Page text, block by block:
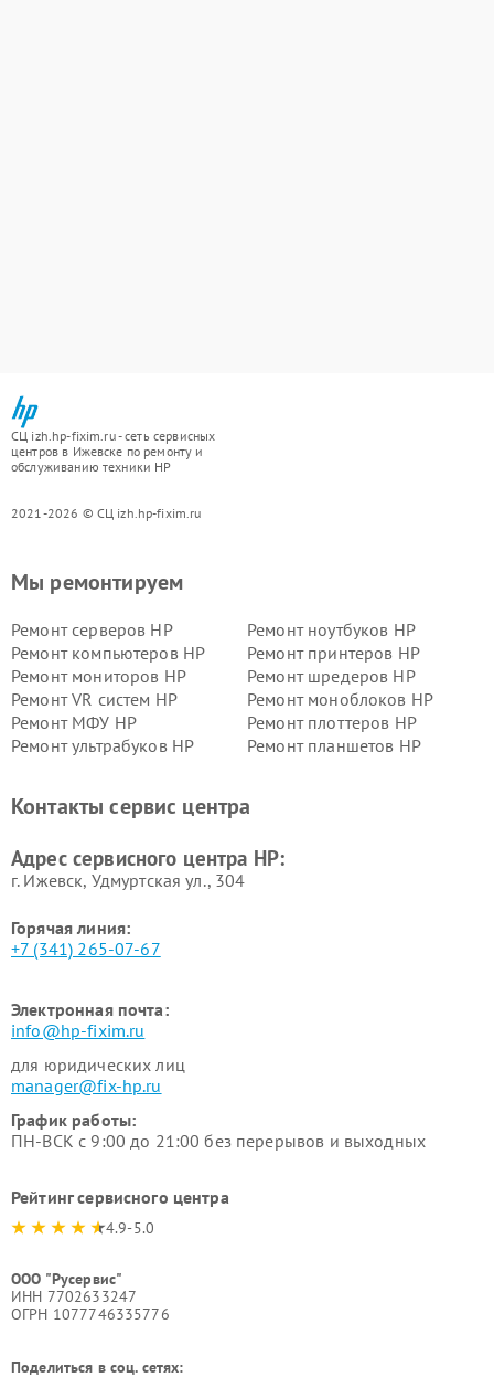
СЦ izh.hp-fixim.ru - сеть сервисных
центров в Ижевске по ремонту и
обслуживанию техники HP
2021-2026 © СЦ izh.hp-fixim.ru
Мы ремонтируем
Ремонт серверов HP
Ремонт ноутбуков HP
Ремонт компьютеров HP
Ремонт принтеров HP
Ремонт мониторов HP
Ремонт шредеров HP
Ремонт VR систем HP
Ремонт моноблоков HP
Ремонт МФУ HP
Ремонт плоттеров HP
Ремонт ультрабуков HP
Ремонт планшетов HP
Контакты сервис центра
Адрес сервисного центра HP:
г. Ижевск, Удмуртская ул., 304
Горячая линия:
+7 (341) 265-07-67
Электронная почта:
info@hp-fixim.ru
для юридических лиц
manager@fix-hp.ru
График работы:
ПН-ВСК с 9:00 до 21:00 без перерывов и выходных
Рейтинг сервисного центра
4.9-5.0
ООО "Русервис"
ИНН 7702633247
ОГРН 1077746335776
Поделиться в соц. сетях: